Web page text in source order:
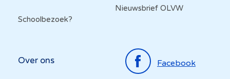
Schoolbezoek?
Nieuwsbrief OLVW
Top
menu
Over ons Facebook